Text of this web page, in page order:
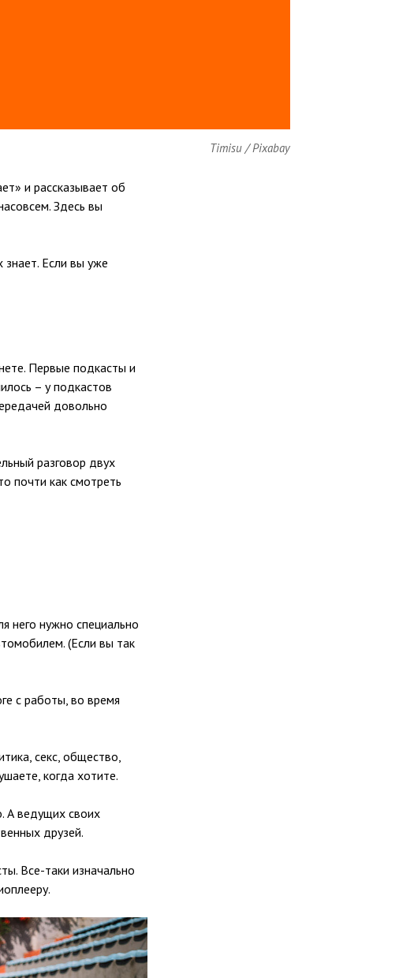
Timisu / Pixabay
и рассказывает об
Здесь вы
Если вы уже
Первые подкасты и
– у подкастов
довольно
разговор двух
почти как смотреть
него нужно специально
(Если вы так
с работы, во время
секс, общество,
когда хотите.
А ведущих своих
друзей.
Все-таки изначально